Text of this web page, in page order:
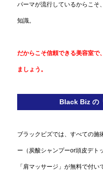
パーマが流行しているからこそ
知識。
だからこそ信頼できる美容室で
ましょう。
Black Biz の
ブラックビズでは、すべての施
ー（炭酸シャンプーor頭皮デト
「肩マッサージ」が無料で付い